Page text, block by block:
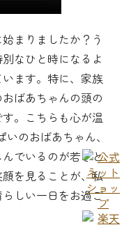
まりましたか？う
なひと時になるよ
ます。特に、家族
ばあちゃんの頭の
。こちらも心が温
のおばあちゃん、
でいるのが若さと
を見ることが、私
しい一日をお過ご